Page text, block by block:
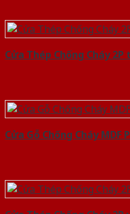
Cửa Thép Chống Cháy 2P
Cửa Gỗ Chống Cháy MDF